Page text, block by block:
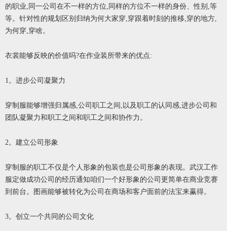
的职业,同一公司在不一样的方位,同样的方位不一样的身份、性别,等
等。针对性的规划区别归纳为何大家穿,穿跟着时刻的推移,穿的地方,
为何穿,穿啥。
衣裳能够反映的价值吗?在作业装所带来的优点:
1。进步公司凝聚力
穿制服能够增强归属感,公司职工之间,以及职工的认同感,进步公司和
团队凝聚力和职工之间和职工之间和协作力。
2。建立公司形象
穿制服的职工不仅是个人形象的包装也是公司形象的表现。武汉工作
服定做成功公司的经历通知咱们一个好形象的公司更简单在商业竞赛
到前台。图画能够被转化为公司在商场和客户面前的法宝来赢得。
3。创立一个共同的公司文化